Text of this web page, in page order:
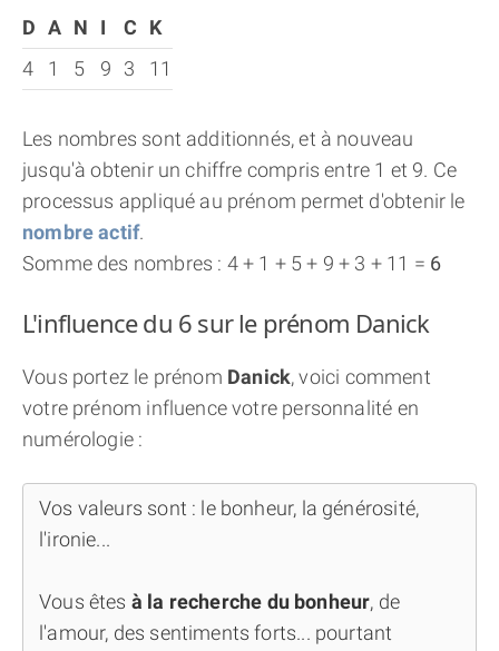
D A N I C
K
4
1 5 9 3 11
Les nombres sont additionnés, et à nouveau
jusqu'à obtenir un chiffre compris entre 1 et 9. Ce
processus appliqué au prénom permet d'obtenir le
nombre actif.
Somme des nombres : 4 + 1 + 5 + 9 + 3 + 11 = 6
L'influence du 6 sur le prénom Danick
Vous portez le prénom Danick, voici comment
votre prénom influence votre personnalité en
numérologie :
Vos valeurs sont : le bonheur, la générosité,
l'ironie...
Vous êtes à la recherche du bonheur, de
l'amour, des sentiments forts... pourtant